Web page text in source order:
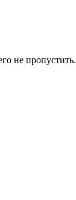
не пропустить.